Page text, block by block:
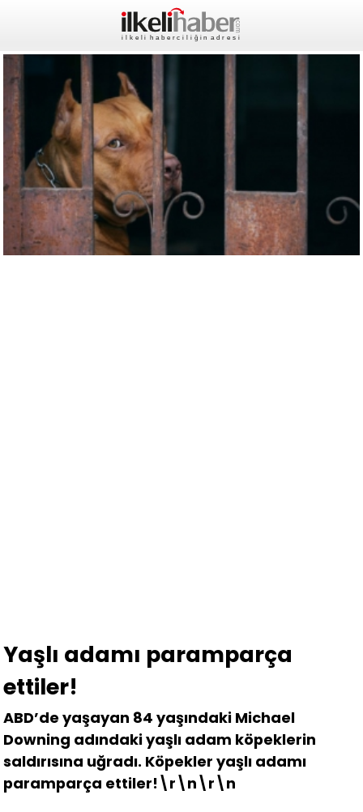
Yaşlı adamı paramparça
ettiler!
ABD’de yaşayan 84 yaşındaki Michael
Downing adındaki yaşlı adam köpeklerin
saldırısına uğradı. Köpekler yaşlı adamı
paramparça ettiler!\r\n\r\n